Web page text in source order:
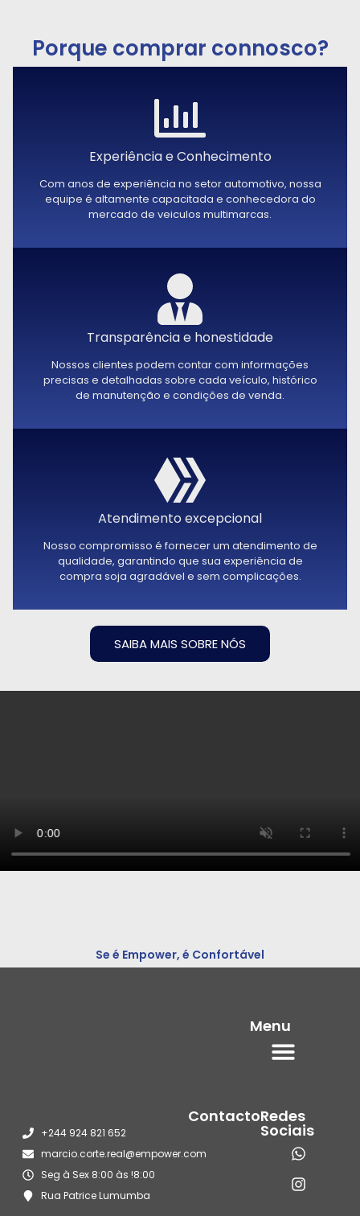
Porque comprar connosco?
Experiência e Conhecimento
Com anos de experiência no setor automotivo, nossa
equipe é altamente capacitada e conhecedora do
mercado de veiculos multimarcas.
Transparência e honestidade
Nossos clientes podem contar com informações
precisas e detalhadas sobre cada veículo, histórico
de manutenção e condições de venda.
Atendimento excepcional
Nosso compromisso é fornecer um atendimento de
qualidade, garantindo que sua experiência de
compra soja agradável e sem complicações.
SAIBA MAIS SOBRE NÓS
Se é Empower, é Confortável
Menu
Contacto
+244 924 821 652
marcio.corte.real@empower.com
Seg à Sex 8:00 às !8:00
Rua Patrice Lumumba
Redes
Sociais